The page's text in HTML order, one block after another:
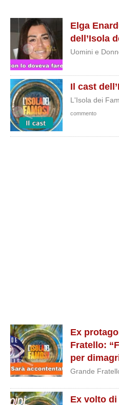
Elga
dell’Isola
Uomini e
Il cast
L'Isola dei
commento
Ex
Fratello:
per
Grande
Ex volto di